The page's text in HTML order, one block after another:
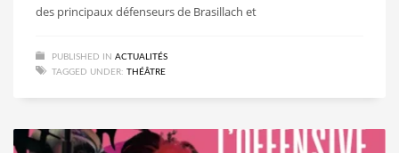
des principaux défenseurs de Brasillach et
PUBLISHED IN ACTUALITÉS
TAGGED UNDER: THÉÂTRE